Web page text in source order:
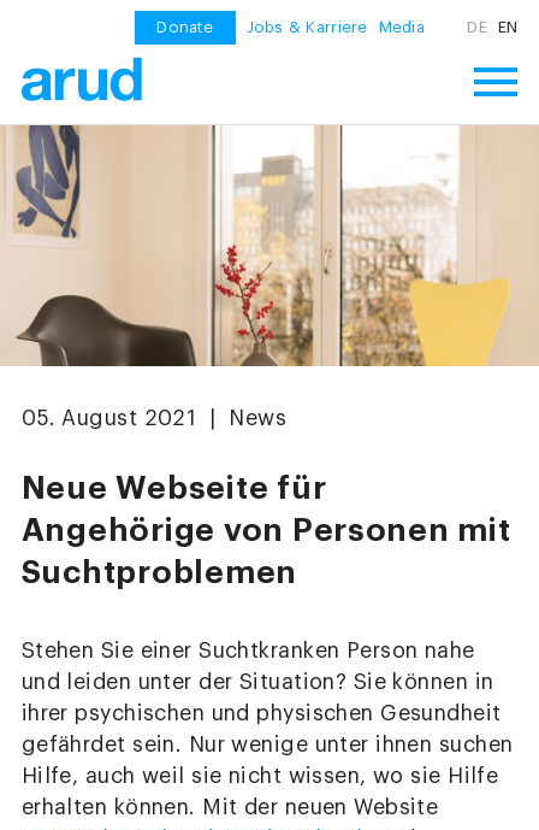
Donate Jobs & Karriere Media DE EN
05. August 2021 | News
Neue Webseite für
Angehörige von Personen mit
Suchtproblemen
Stehen Sie einer Suchtkranken Person nahe
und leiden unter der Situation? Sie können in
ihrer psychischen und physischen Gesundheit
gefährdet sein. Nur wenige unter ihnen suchen
Hilfe, auch weil sie nicht wissen, wo sie Hilfe
erhalten können. Mit der neuen Website